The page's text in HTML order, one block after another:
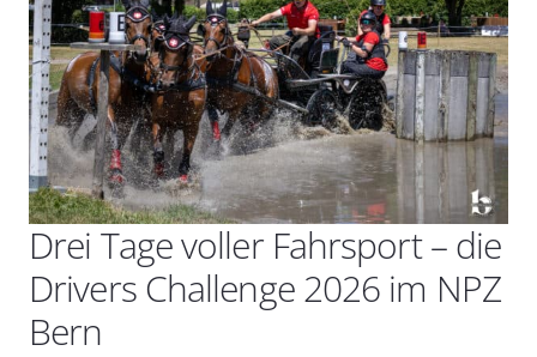
Drei Tage voller Fahrsport – die
Drivers Challenge 2026 im NPZ
Bern